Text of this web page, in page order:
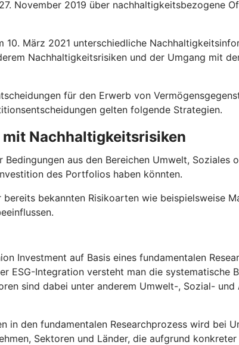
November 2019 über nachhaltigkeitsbezogene
10. März 2021 unterschiedliche
Nachhaltigkeitsrisiken und der Umgang mit
für den Erwerb von
gelten folgende Strategien.
Nachhaltigkeitsrisiken
aus den Bereichen Umwelt,
des Portfolios haben könnten.
bekannten Risikoarten wie beispielsweise
Investment auf Basis eines fundamentalen
ESG-Integration versteht man die
sind dabei unter anderem Umwelt-, Sozial-
in den fundamentalen Researchprozess wird bei
Sektoren und Länder, die aufgrund